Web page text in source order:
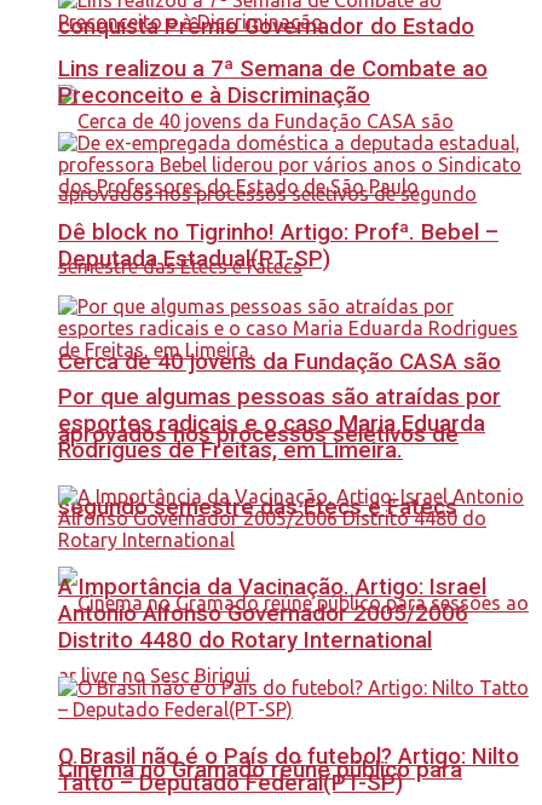
conquista Prêmio Governador do Estado
Cerca de 40 jovens da Fundação CASA são
aprovados nos processos seletivos de
segundo semestre das Etecs e Fatecs
Cinema no Gramado reúne público para
Lins realizou a 7ª Semana de Combate ao
Preconceito e à Discriminação
Dê block no Tigrinho! Artigo: Profª. Bebel –
Deputada Estadual(PT-SP)
Por que algumas pessoas são atraídas por
esportes radicais e o caso Maria Eduarda
Rodrigues de Freitas, em Limeira.
A Importância da Vacinação. Artigo: Israel
Antonio Alfonso Governador 2005/2006
Distrito 4480 do Rotary International
O Brasil não é o País do futebol? Artigo: Nilto
Tatto – Deputado Federal(PT-SP)